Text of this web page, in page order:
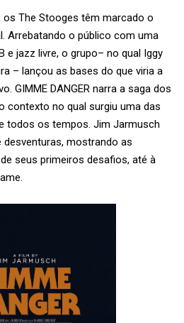
os The Stooges têm marcado o
Arrebatando o público com uma
e jazz livre, o grupo– no qual Iggy
– lançou as bases do que viria a
GIMME DANGER narra a saga dos
contexto no qual surgiu uma das
todos os tempos. Jim Jarmusch
mostrando as
seus primeiros desafios, até à